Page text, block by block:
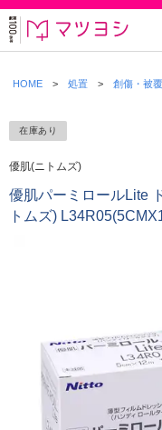
HOME 処置 創傷・被
在庫あり
優肌(ニトムズ)
優肌パーミロールLite
トムズ)